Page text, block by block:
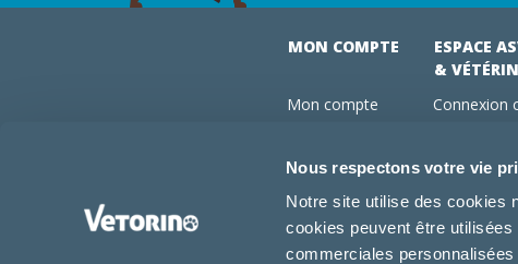
Nous respectons votre vie
Notre site utilise des cookies
cookies peuvent être
commerciales
MON COMPTE
Mon compte
Mes abonnements
Conseils vétos
FAQ
ESPACE
&
Connexion
Devenir